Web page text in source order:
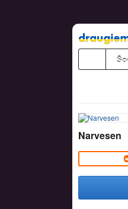
Pāriet
uz
saturu
Narvesen